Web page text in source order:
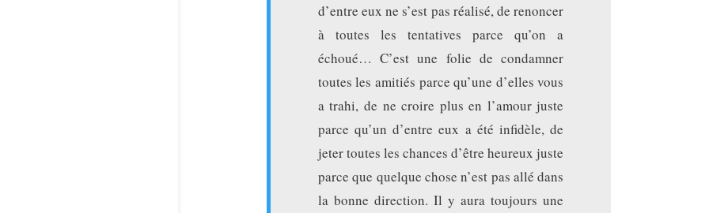
d’entre eux ne s’est pas réalisé, de renoncer
à toutes les tentatives parce qu’on a
échoué… C’est une folie de condamner
toutes les amitiés parce qu’une d’elles vous
a trahi, de ne croire plus en l’amour juste
parce qu’un d’entre eux a été infidèle, de
jeter toutes les chances d’être heureux juste
parce que quelque chose n’est pas allé dans
la bonne direction. Il y aura toujours une